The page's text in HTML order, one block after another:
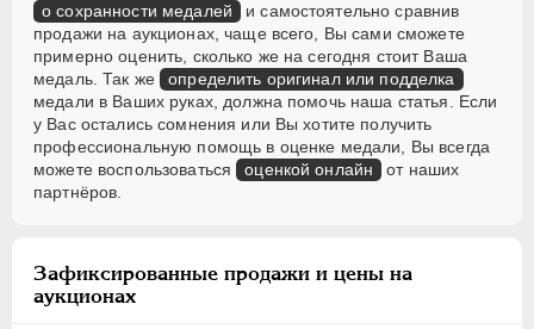
о сохранности медалей и самостоятельно сравнив
продажи на аукционах, чаще всего, Вы сами сможете
примерно оценить, сколько же на сегодня стоит Ваша
медаль. Так же определить оригинал или подделка
медали в Ваших руках, должна помочь наша статья. Если
у Вас остались сомнения или Вы хотите получить
профессиональную помощь в оценке медали, Вы всегда
можете воспользоваться оценкой онлайн
от наших
партнёров.
Зафиксированные продажи и цены на
аукционах